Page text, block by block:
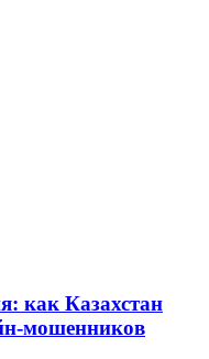
как Казахстан
мошенников